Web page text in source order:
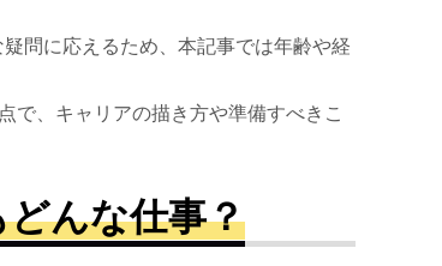
問に応えるため、本記事では年齢や経
で、キャリアの描き方や準備すべきこ
んな仕事？